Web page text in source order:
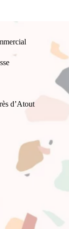
d’Atout